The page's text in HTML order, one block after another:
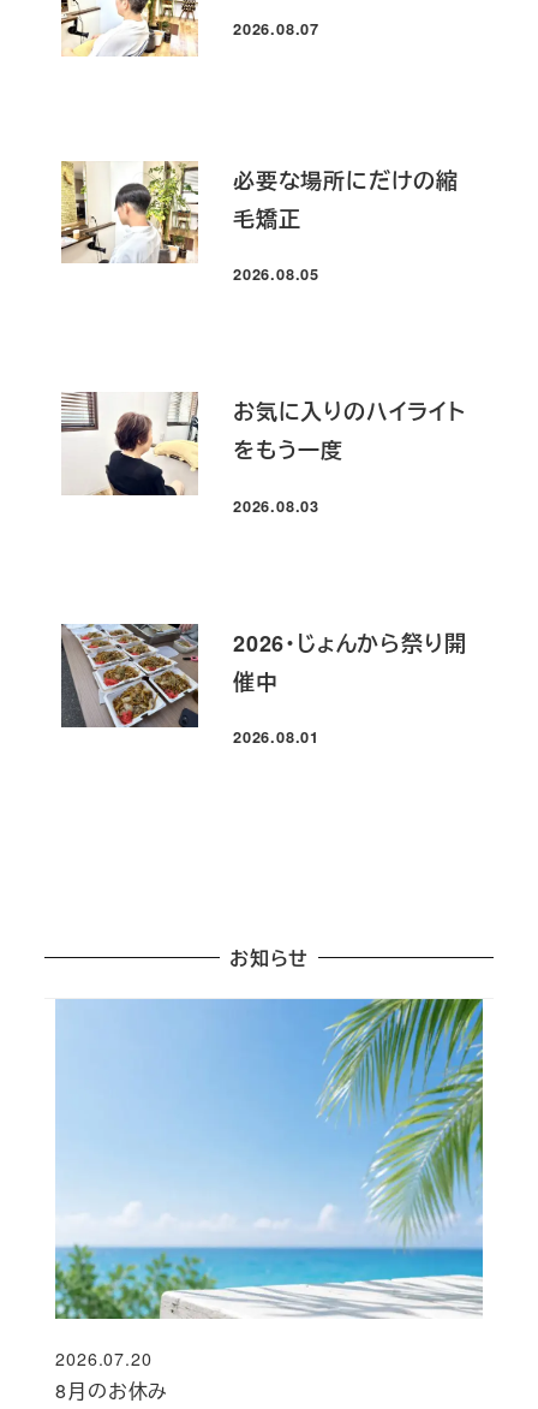
投稿日
2026.08.07
必要な場所にだけの縮
毛矯正
投稿日
2026.08.05
お気に入りのハイライト
をもう一度
投稿日
2026.08.03
2026・じょんから祭り開
催中
投稿日
2026.08.01
お知らせ
8月のお休み
投稿日
2026.07.20